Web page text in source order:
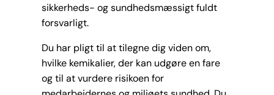
sikkerheds- og sundhedsmæssigt fuldt
forsvarligt.
Du har pligt til at tilegne dig viden om,
hvilke kemikalier, der kan udgøre en fare
og til at vurdere risikoen for